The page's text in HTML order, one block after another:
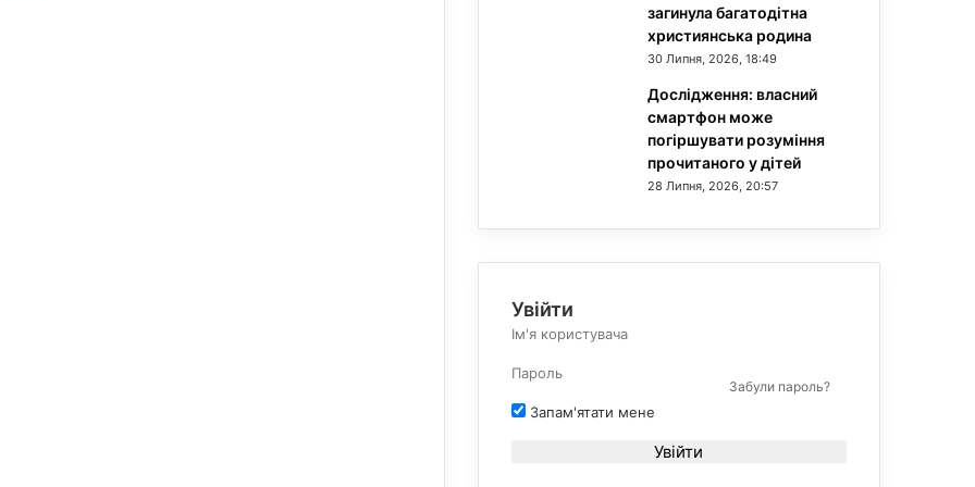
загинула багатодітна
християнська родина
30 Липня, 2026, 18:49
Дослідження: власний
смартфон може
погіршувати розуміння
прочитаного у дітей
28 Липня, 2026, 20:57
Увійти
Забули пароль?
Запам'ятати мене
Увійти